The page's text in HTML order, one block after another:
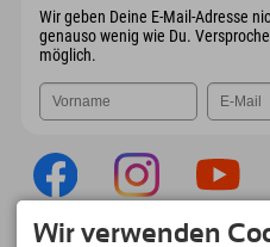
Wir geben Deine E-Mail-Adresse
genauso wenig wie Du.
möglich.
Wir verwenden